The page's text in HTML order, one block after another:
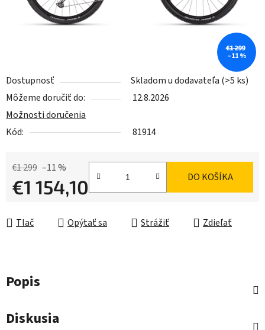
Dostupnosť Skladom u dodavateľa (>5 ks)
Môžeme doručiť do:
12.8.2026
Možnosti doručenia
Kód:
81914
€1 299 –11 %
€1 154,10 DO KOŠÍKA
Tlač Opýtať sa Strážiť Zdieľať
€1 299
–11 %
Popis
Diskusia